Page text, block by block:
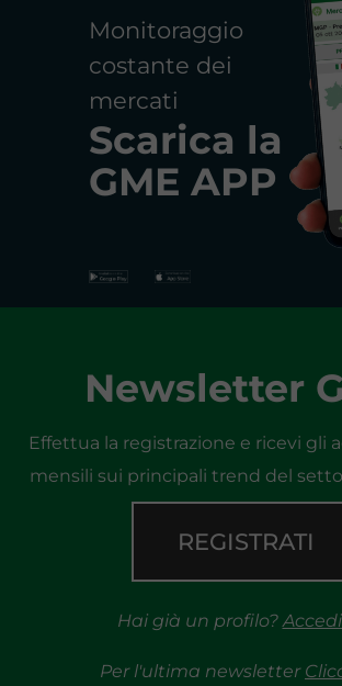
Monitoraggio
costante dei
mercati
Scarica la
GME APP
Newsletter
Effettua la registrazione e ricevi gli
mensili sui principali trend del
REGISTRATI
Hai già un profilo?
Per l'ultima newsletter